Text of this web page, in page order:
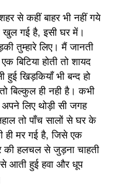
से कहीं बाहर भी नहीं गये
गई है, इसी घर में।
तुम्हारे लिए। मैं जानती
बिटिया होती तो शायद
खिड़कियाँ भी बन्द हो
बिल्कुल ही नही है। कभी
लिए थोड़ी सी जगह
तो पाँच सालों से घर के
ही मर गई है, जिसे एक
हलचल से जुड़ना चाहती
आती हुई हवा और धूप